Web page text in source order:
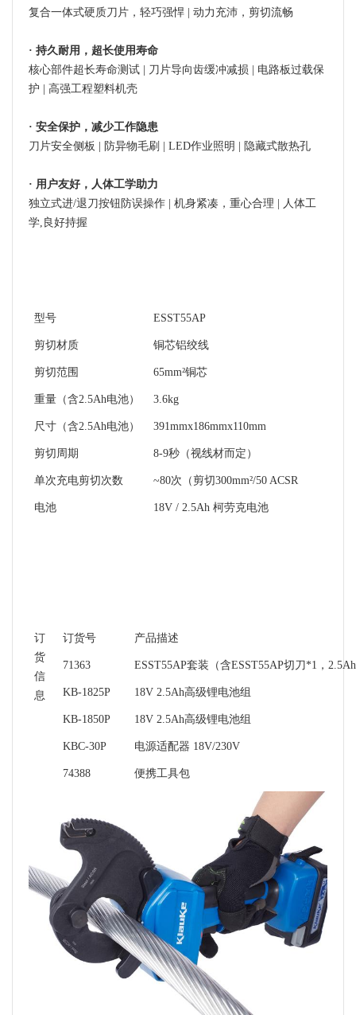
复合一体式硬质刀片，轻巧强悍 | 动力充沛，剪切流畅
· 持久耐用，超长使用寿命
核心部件超长寿命测试 | 刀片导向齿缓冲减损 | 电路板过载保
护 | 高强工程塑料机壳
· 安全保护，减少工作隐患
刀片安全侧板 | 防异物毛刷 | LED作业照明 | 隐藏式散热孔
· 用户友好，人体工学助力
独立式进/退刀按钮防误操作 | 机身紧凑，重心合理 | 人体工
学,良好持握
型号 ESST55AP
剪切材质 铜芯铝绞线
剪切范围 65mm²铜芯
重量（含2.5Ah电池） 3.6kg
尺寸（含2.5Ah电池） 391mmx186mmx110mm
剪切周期 8-9秒（视线材而定）
单次充电剪切次数 ~80次（剪切300mm²/50 ACSR
电池 18V / 2.5Ah 柯劳克电池
订
货
信
息
订货号 产品描述
71363 ESST55AP套装（含ESST55AP切刀*1，
KB-1825P 18V 2.5Ah高级锂电池组
KB-1850P 18V 2.5Ah高级锂电池组
KBC-30P 电源适配器 18V/230V
74388 便携工具包